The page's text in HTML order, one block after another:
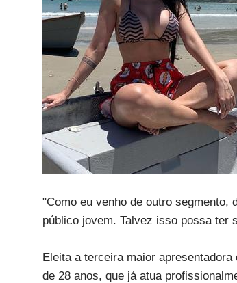
"Como eu venho de outro segmento,
público jovem. Talvez isso possa ter
Eleita a terceira maior
de 28 anos, que já atua